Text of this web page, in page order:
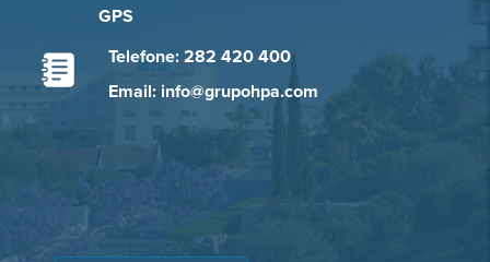
GPS
Telefone: 282 420 400
Email: info@grupohpa.com